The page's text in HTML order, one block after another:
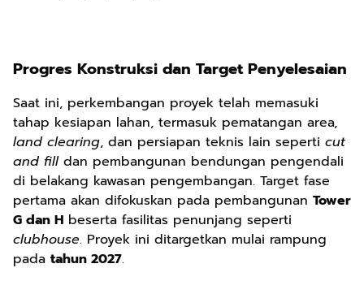
Progres Konstruksi dan Target Penyelesaian
Saat ini, perkembangan proyek telah memasuki
tahap kesiapan lahan, termasuk pematangan area,
land clearing, dan persiapan teknis lain seperti cut
and filldan pembangunan bendungan pengendali
di belakang kawasan pengembangan. Target fase
pertama akan difokuskan pada pembangunan Tower
G dan H beserta fasilitas penunjang seperti
clubhouse. Proyek ini ditargetkan mulai rampung
pada tahun 2027.